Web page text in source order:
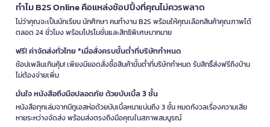
ทำไม B2S Online คือแหล่งช้อปปิ้งที่คุณไม่ควรพลาด
ไม่ว่าคุณจะเป็นนักเรียน นักศึกษา คนทำงาน B2S พร้อมให้คุณเลือกสินค้าคุณภาพได้
ตลอด 24 ชั่วโมง พร้อมโปรโมชั่นและสิทธิพิเศษมากมาย
ฟรี! ค่าจัดส่งทั่วไทย *เมื่อสั่งครบขั้นต่ำที่บริษัทกำหนด
ช้อปเพลินเกินคุ้ม! เพียงมียอดสั่งซื้อสินค้าขั้นต่ำที่บริษัทกำหนด รับสิทธิ์ส่งฟรีถึงบ้าน
ไม่ต้องจ่ายเพิ่ม
มั่นใจ หนังสือถึงมือปลอดภัย ด้วยบับเบิ้ล 3 ชั้น
หนังสือทุกเล่มจากบีทูเอสห่อด้วยบับเบิ้ลหนาแน่นถึง 3 ชั้น หมดกังวลเรื่องความเสีย
หายระหว่างจัดส่ง พร้อมส่งตรงถึงมือคุณในสภาพสมบูรณ์